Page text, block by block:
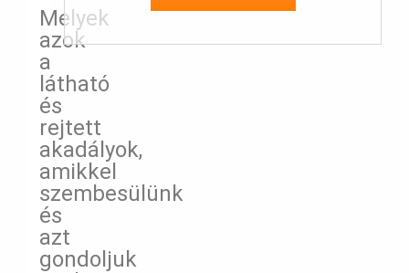
Melyek
azok
a
látható
és
rejtett
akadályok,
amikkel
szembesülünk
és
azt
gondoljuk